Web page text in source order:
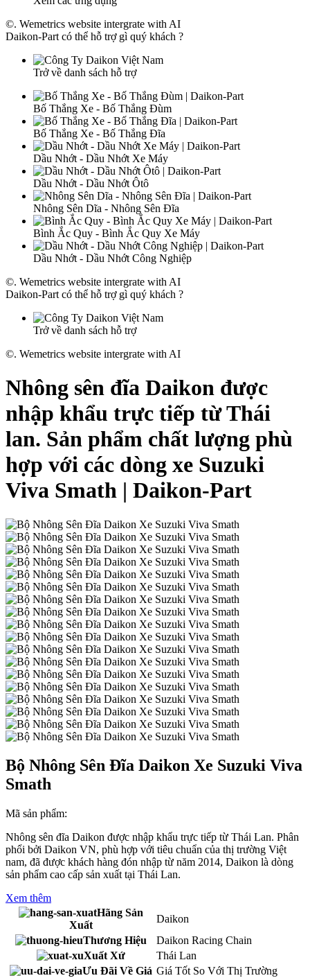
©. Wemetrics website intergrate with AI
Daikon-Part có thể hỗ trợ gì quý khách ?
Trở về danh sách hỗ trợ
Bố Thắng Xe - Bố Thắng Đùm
Bố Thắng Xe - Bố Thắng Đĩa
Dầu Nhớt - Dầu Nhớt Xe Máy
Dầu Nhớt - Dầu Nhớt Ôtô
Nhông Sên Dĩa - Nhông Sên Đĩa
Bình Ắc Quy - Bình Ắc Quy Xe Máy
Dầu Nhớt - Dầu Nhớt Công Nghiệp
©. Wemetrics website intergrate with AI
Daikon-Part có thể hỗ trợ gì quý khách ?
Trở về danh sách hỗ trợ
©. Wemetrics website intergrate with AI
Nhông sên đĩa Daikon được
nhập khẩu trực tiếp từ Thái
lan. Sản phẩm chất lượng phù
hợp với các dòng xe Suzuki
Viva Smath | Daikon-Part
Bộ Nhông Sên Đĩa Daikon Xe Suzuki Viva
Smath
Mã sản phẩm:
Nhông sên đĩa Daikon được nhập khẩu trực tiếp từ Thái Lan. Phân
phổi bởi Daikon VN, phù hợp với tiêu chuẩn của thị trường Việt
nam, đã được khách hàng đón nhập từ năm 2014, Daikon là dòng
sản phẩm cao cấp sản xuất tại Thái Lan.
Xem thêm
Hãng Sản
Xuất
Daikon
Thương Hiệu
Daikon Racing Chain
Xuất Xứ
Thái Lan
Ưu Đãi Về Giá Giá Tốt So Với Thị Trường